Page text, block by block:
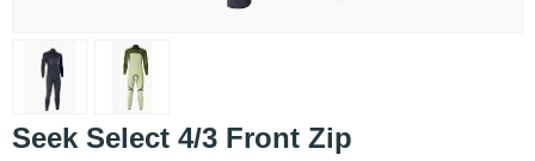
Seek Select 4/3 Front Zip